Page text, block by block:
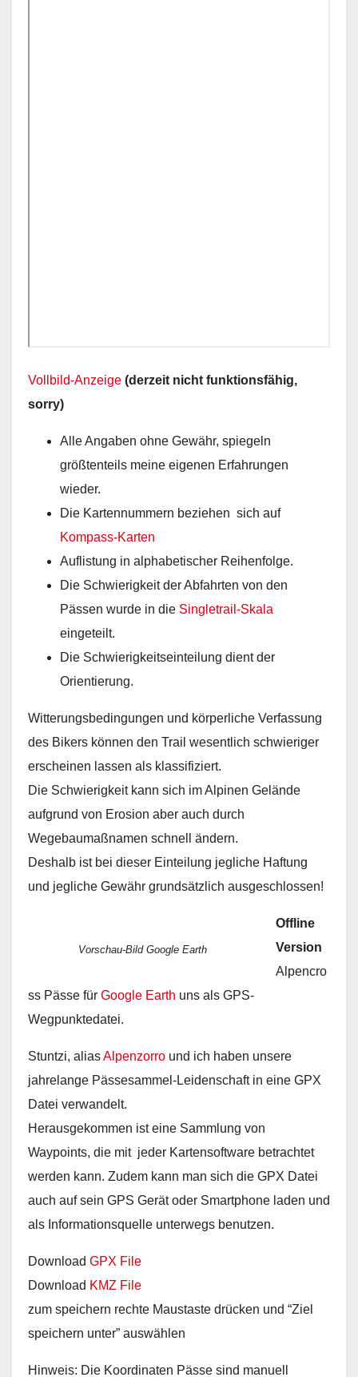
Vollbild-Anzeige (derzeit nicht funktionsfähig,
sorry)
Alle Angaben ohne Gewähr, spiegeln
größtenteils meine eigenen Erfahrungen
wieder.
Die Kartennummern beziehen sich auf
Kompass-Karten
Auflistung in alphabetischer Reihenfolge.
Die Schwierigkeit der Abfahrten von den
Pässen wurde in die Singletrail-Skala
eingeteilt.
Die Schwierigkeitseinteilung dient der
Orientierung.
Witterungsbedingungen und körperliche Verfassung
des Bikers können den Trail wesentlich schwieriger
erscheinen lassen als klassifiziert.
Die Schwierigkeit kann sich im Alpinen Gelände
aufgrund von Erosion aber auch durch
Wegebaumaßnamen schnell ändern.
Deshalb ist bei dieser Einteilung jegliche Haftung
und jegliche Gewähr grundsätzlich ausgeschlossen!
Vorschau-Bild Google Earth
Offline
Version
Alpencro
ss Pässe für Google Earth uns als GPS-
Wegpunktedatei.
Stuntzi, aliasAlpenzorro und ich haben unsere
jahrelange Pässesammel-Leidenschaft in eine GPX
Datei verwandelt.
Herausgekommen ist eine Sammlung von
Waypoints, die mit jeder Kartensoftware betrachtet
werden kann. Zudem kann man sich die GPX Datei
auch auf sein GPS Gerät oder Smartphone laden und
als Informationsquelle unterwegs benutzen.
Download GPX File
Download KMZ File
zum speichern rechte Maustaste drücken und “Ziel
speichern unter” auswählen
Hinweis: Die Koordinaten Pässe sind manuell